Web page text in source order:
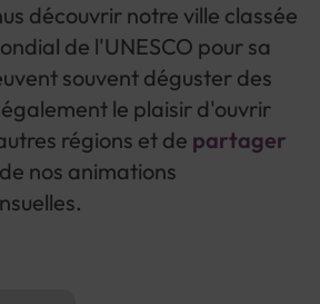
découvrir notre ville classée
de l'UNESCO pour sa
souvent déguster des
le plaisir d'ouvrir
régions et de partager
nos animations